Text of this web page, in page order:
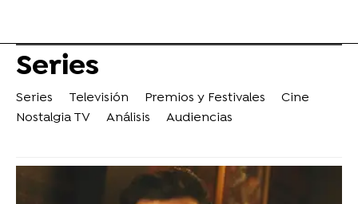
Series
Series Televisión Premios y Festivales
Cine
Nostalgia TV
Análisis Audiencias